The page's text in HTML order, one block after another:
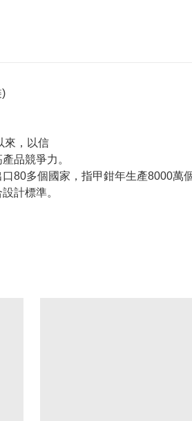
)
指甲鉗
來，以信
品競爭力。
80多個國家，指甲鉗年生產8000
計標準。